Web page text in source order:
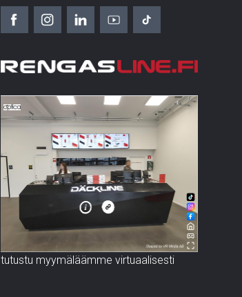
tutustu myymäläämme virtuaalisesti